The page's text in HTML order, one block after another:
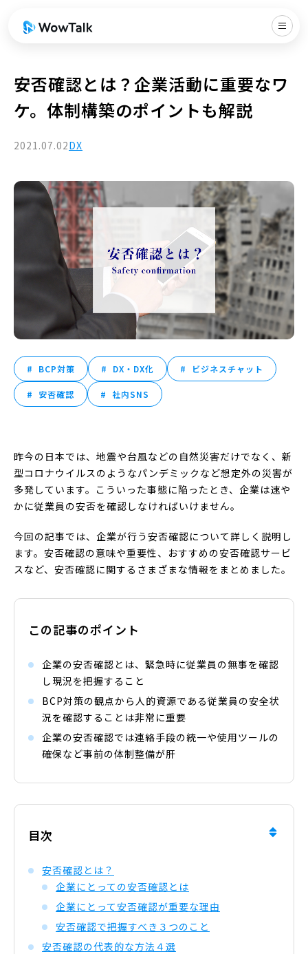
安否確認とは？企業活動に重要なワ
ケ。体制構築のポイントも解説
2021.07.02DX
BCP対策 DX・DX化 ビジネスチャット
安否確認 社内SNS
昨今の日本では、地震や台風などの自然災害だけでなく、新
型コロナウイルスのようなパンデミックなど想定外の災害が
多発しています。こういった事態に陥ったとき、企業は速や
かに従業員の安否を確認しなければいけません。
今回の記事では、企業が行う安否確認について詳しく説明し
ます。安否確認の意味や重要性、おすすめの安否確認サービ
スなど、安否確認に関するさまざまな情報をまとめました。
この記事のポイント
企業の安否確認とは、緊急時に従業員の無事を確認
し現況を把握すること
BCP対策の観点から人的資源である従業員の安全状
況を確認することは非常に重要
企業の安否確認では連絡手段の統一や使用ツールの
確保など事前の体制整備が肝
目次
安否確認とは？
企業にとっての安否確認とは
企業にとって安否確認が重要な理由
安否確認で把握すべき３つのこと
安否確認の代表的な方法４選